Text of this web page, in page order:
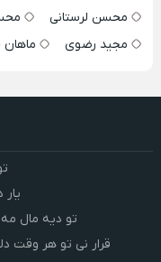
محسن لرستانی
مجید رضوی
ماهان
تو دیه مال
قرار نی تو هر